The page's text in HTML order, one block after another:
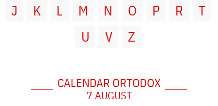
J
K L M N O P R
T
U
V Z
CALENDAR ORTODOX
7 AUGUST